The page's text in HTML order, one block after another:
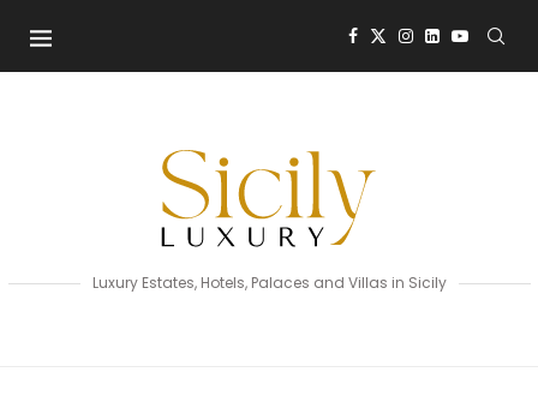
Luxury Estates, Hotels, Palaces and Villas in Sicily